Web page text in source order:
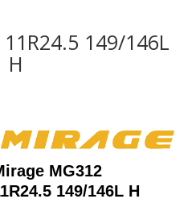
149/146L
H
MG312
149/146L H